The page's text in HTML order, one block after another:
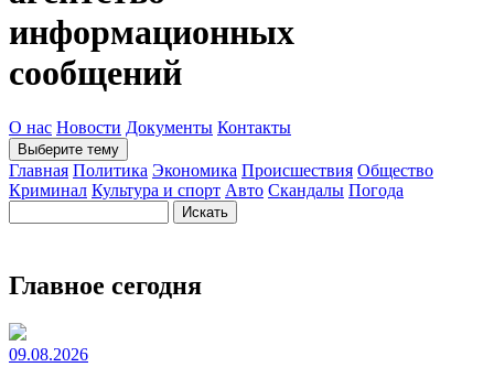
информационных
сообщений
О нас Новости Документы Контакты
Выберите тему
Главная Политика Экономика Происшествия Общество
Криминал Культура и спорт Авто Скандалы Погода
Главное сегодня
09.08.2026